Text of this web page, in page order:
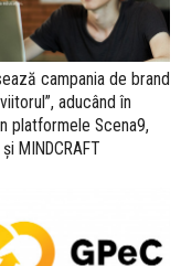
campania de brand
aducând în
platformele Scena9,
MINDCRAFT